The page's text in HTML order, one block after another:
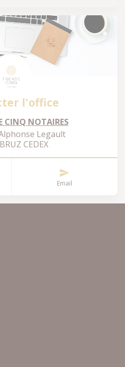
l'office
CINQ NOTAIRES
Legault
CEDEX
Email